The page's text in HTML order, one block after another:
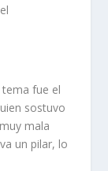
fue el
sostuvo
mala
un pilar, lo